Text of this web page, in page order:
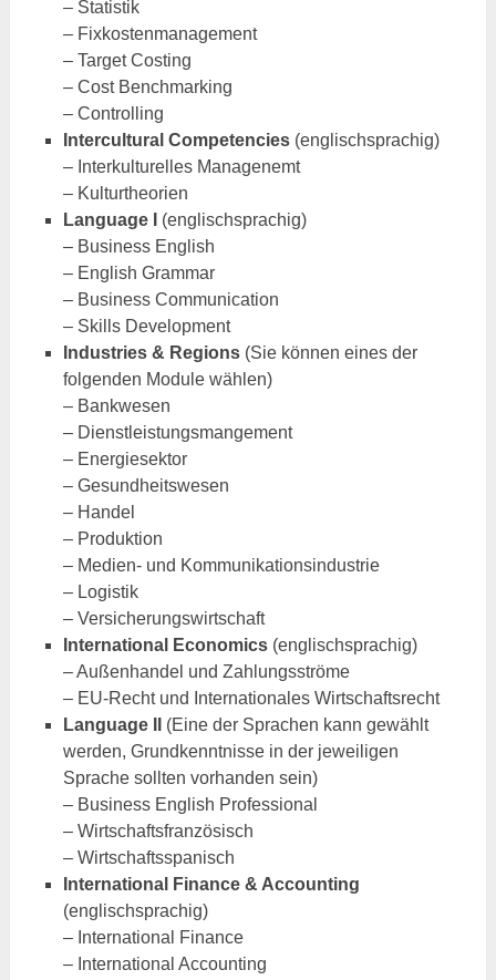
– Statistik
– Fixkostenmanagement
– Target Costing
– Cost Benchmarking
– Controlling
Intercultural Competencies(englischsprachig)
– Interkulturelles Managenemt
– Kulturtheorien
Language I
(englischsprachig)
– Business English
– English Grammar
– Business Communication
– Skills Development
Industries & Regions(Sie können eines der
folgenden Module wählen)
– Bankwesen
– Dienstleistungsmangement
– Energiesektor
– Gesundheitswesen
– Handel
– Produktion
– Medien- und Kommunikationsindustrie
– Logistik
– Versicherungswirtschaft
International Economics(englischsprachig)
– Außenhandel und Zahlungsströme
– EU-Recht und Internationales Wirtschaftsrecht
Language II
(Eine der Sprachen kann gewählt
werden, Grundkenntnisse in der jeweiligen
Sprache sollten vorhanden sein)
– Business English Professional
– Wirtschaftsfranzösisch
– Wirtschaftsspanisch
International Finance & Accounting
(englischsprachig)
– International Finance
– International Accounting